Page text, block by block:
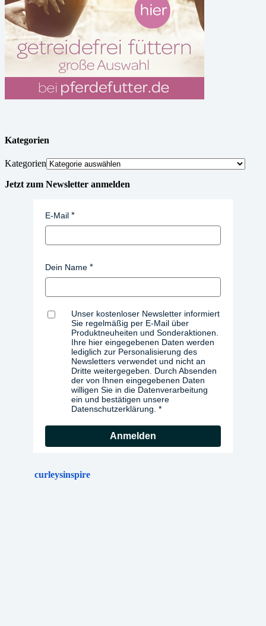
Kategorien
Kategorien
Jetzt zum Newsletter anmelden
E-Mail
Dein Name
Unser kostenloser Newsletter informiert
Sie regelmäßig per E-Mail über
Produktneuheiten und Sonderaktionen.
Ihre hier eingegebenen Daten werden
lediglich zur Personalisierung des
Newsletters verwendet und nicht an
Dritte weitergegeben. Durch Absenden
der von Ihnen eingegebenen Daten
willigen Sie in die Datenverarbeitung
ein und bestätigen unsere
Datenschutzerklärung.
Anmelden
curleysinspire